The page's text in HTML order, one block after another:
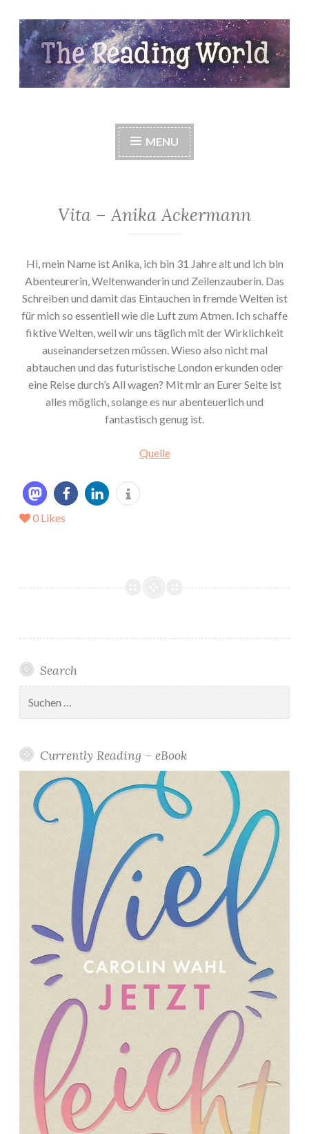
Skip
to
content
The Reading World
MENU
Vita – Anika Ackermann
Hi, mein Name ist Anika, ich bin 31 Jahre alt und ich bin
Abenteurerin, Weltenwanderin und Zeilenzauberin. Das
Schreiben und damit das Eintauchen in fremde Welten ist
für mich so essentiell wie die Luft zum Atmen. Ich schaffe
fiktive Welten, weil wir uns täglich mit der Wirklichkeit
auseinandersetzen müssen. Wieso also nicht mal
abtauchen und das futuristische London erkunden oder
eine Reise durch’s All wagen? Mit mir an Eurer Seite ist
alles möglich, solange es nur abenteuerlich und
fantastisch genug ist.
Quelle
0 Likes
Search
nach:
Currently Reading – eBook